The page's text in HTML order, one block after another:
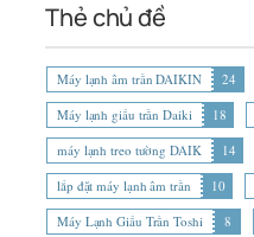
Thẻ chủ đề
Máy lạnh âm trần DAIKIN 24
Máy lạnh giấu trần Daiki
18
máy lạnh treo tường DAIK
14
lắp đặt máy lạnh âm trần
10
Máy Lạnh Giấu Trần Toshi
8